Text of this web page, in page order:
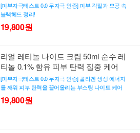
[피부자극테스트 0.0 무자극 인증] 피부 각질과 모공 속
블랙헤드 정리!
19,800원
리얼 레티놀 나이트 크림 50ml 순수 레
티놀 0.1% 함유 피부 탄력 집중 케어
[피부자극테스트 0.0 무자극 인증] 콜라겐 생성 에너지
를 깨워 피부 탄력을 끌어올리는 부스팅 나이트 케어
19,800원